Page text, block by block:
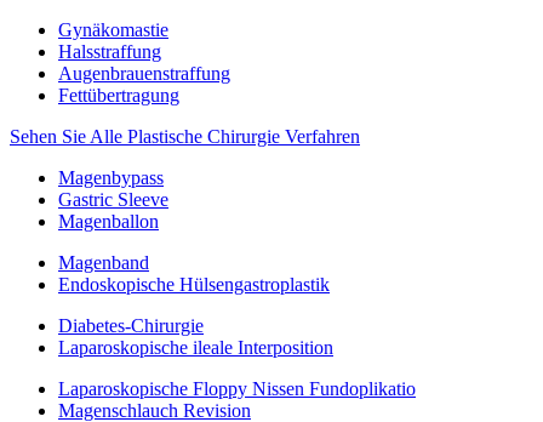
Gynäkomastie
Halsstraffung
Augenbrauenstraffung
Fettübertragung
Sehen Sie Alle Plastische Chirurgie Verfahren
Magenbypass
Gastric Sleeve
Magenballon
Magenband
Endoskopische Hülsengastroplastik
Diabetes-Chirurgie
Laparoskopische ileale Interposition
Laparoskopische Floppy Nissen Fundoplikatio
Magenschlauch Revision